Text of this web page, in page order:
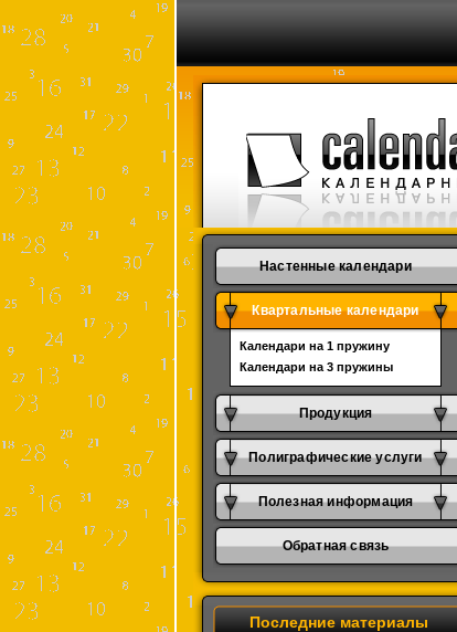
Настенные календари
Квартальные календари
Календари на 1 пружину
Календари на 3 пружины
Продукция
Полиграфические услуги
Полезная информация
Обратная связь
Последние материалы